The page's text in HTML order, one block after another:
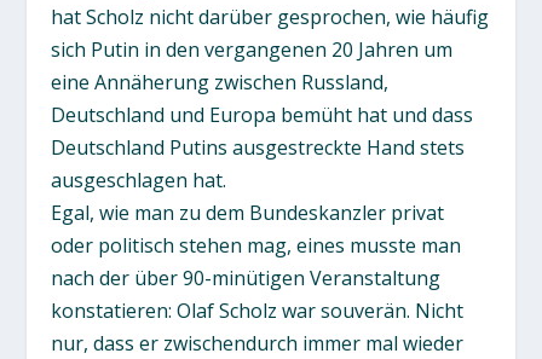
hat Scholz nicht darüber gesprochen, wie häufig
sich Putin in den vergangenen 20 Jahren um
eine Annäherung zwischen Russland,
Deutschland und Europa bemüht hat und dass
Deutschland Putins ausgestreckte Hand stets
ausgeschlagen hat.
Egal, wie man zu dem Bundeskanzler privat
oder politisch stehen mag, eines musste man
nach der über 90-minütigen Veranstaltung
konstatieren: Olaf Scholz war souverän. Nicht
nur, dass er zwischendurch immer mal wieder